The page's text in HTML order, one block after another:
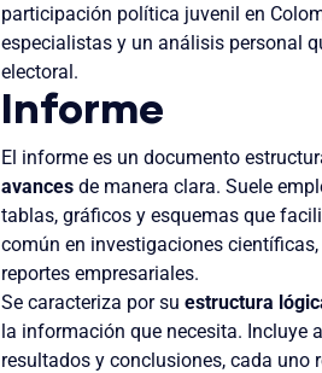
participación política juvenil en
especialistas y un análisis personal
electoral.
Informe
El informe es un documento
avances de manera clara. Suele
tablas, gráficos y esquemas que
común en investigaciones
reportes empresariales.
Se caracteriza por su estructura
la información que necesita. Incluye
resultados y conclusiones, cada uno